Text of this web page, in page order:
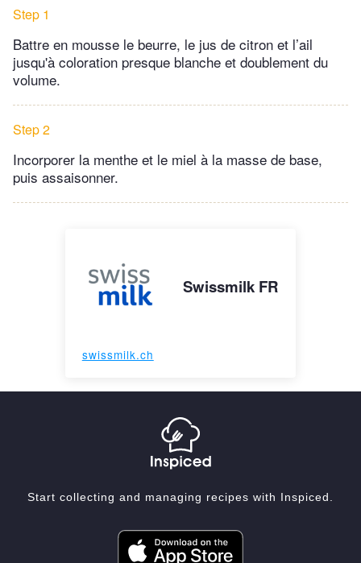
Step 1
Battre en mousse le beurre, le jus de citron et l’ail
jusqu'à coloration presque blanche et doublement du
volume.
Step 2
Incorporer la menthe et le miel à la masse de base,
puis assaisonner.
Swissmilk FR
swissmilk.ch
Start collecting and managing recipes with Inspiced.